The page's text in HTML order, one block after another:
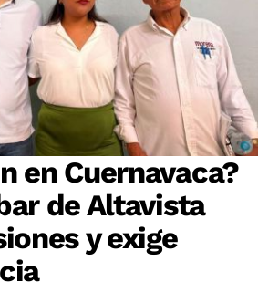
en Cuernavaca?
de Altavista
y exige